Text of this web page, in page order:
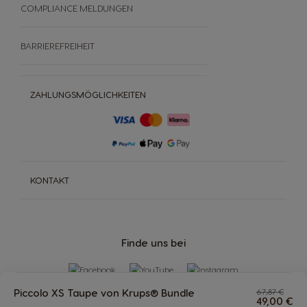
Finde uns bei
ZAHLUNGSMÖGLICHKEITEN
KONTAKT
COMPLIANCE MELDUNGEN
BARRIEREFREIHEIT
Piccolo XS Taupe von Krups® Bundle 67,87 €
49,00 €